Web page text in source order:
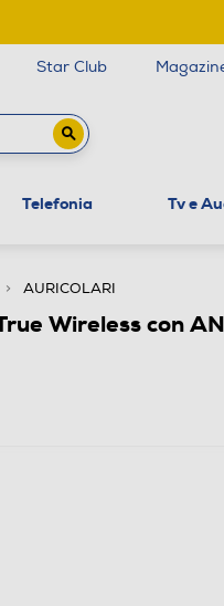
Star Club
Telefonia Tv e
AURICOLARI
Wireless con